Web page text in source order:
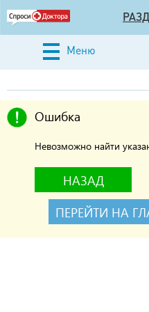
Меню
Ошибка
Невозможно найти
НАЗАД
ПЕРЕЙТИ НА